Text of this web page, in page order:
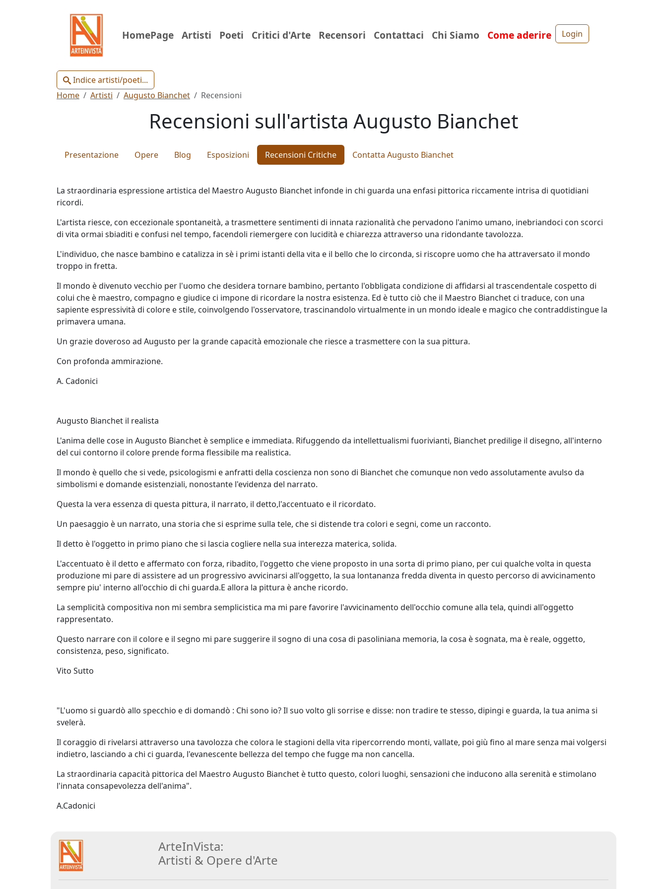
HomePage Artisti Poeti Critici d'Arte Recensori Contattaci Chi Siamo Come aderire Login
Indice artisti/poeti...
Gianluca
ROI
(Federico
Ajello)
Avanzi
Elisabetta
Bardino
Mattia
Maria
Bellini
Augusto
Bianchet
Riccardo
Boesso
Walter
Bortolossi
Home Artisti Augusto Bianchet Recensioni
Recensioni sull'artista Augusto Bianchet
Presentazione Opere Blog Esposizioni Recensioni Critiche Contatta Augusto Bianchet
La straordinaria espressione artistica del Maestro Augusto Bianchet infonde in chi guarda una enfasi pittorica riccamente intrisa di quotidiani
ricordi.
L'artista riesce, con eccezionale spontaneità, a trasmettere sentimenti di innata razionalità che pervadono l'animo umano, inebriandoci con scorci
di vita ormai sbiaditi e confusi nel tempo, facendoli riemergere con lucidità e chiarezza attraverso una ridondante tavolozza.
L'individuo, che nasce bambino e catalizza in sè i primi istanti della vita e il bello che lo circonda, si riscopre uomo che ha attraversato il mondo
troppo in fretta.
Il mondo è divenuto vecchio per l'uomo che desidera tornare bambino, pertanto l'obbligata condizione di affidarsi al trascendentale cospetto di
colui che è maestro, compagno e giudice ci impone di ricordare la nostra esistenza. Ed è tutto ciò che il Maestro Bianchet ci traduce, con una
sapiente espressività di colore e stile, coinvolgendo l'osservatore, trascinandolo virtualmente in un mondo ideale e magico che contraddistingue la
primavera umana.
Un grazie doveroso ad Augusto per la grande capacità emozionale che riesce a trasmettere con la sua pittura.
Con profonda ammirazione.
A. Cadonici
Augusto Bianchet il realista
L'anima delle cose in Augusto Bianchet è semplice e immediata. Rifuggendo da intellettualismi fuorivianti, Bianchet predilige il disegno, all'interno
del cui contorno il colore prende forma flessibile ma realistica.
Il mondo è quello che si vede, psicologismi e anfratti della coscienza non sono di Bianchet che comunque non vedo assolutamente avulso da
simbolismi e domande esistenziali, nonostante l'evidenza del narrato.
Questa la vera essenza di questa pittura, il narrato, il detto,l'accentuato e il ricordato.
Un paesaggio è un narrato, una storia che si esprime sulla tele, che si distende tra colori e segni, come un racconto.
Il detto è l'oggetto in primo piano che si lascia cogliere nella sua interezza materica, solida.
L'accentuato è il detto e affermato con forza, ribadito, l'oggetto che viene proposto in una sorta di primo piano, per cui qualche volta in questa
produzione mi pare di assistere ad un progressivo avvicinarsi all'oggetto, la sua lontananza fredda diventa in questo percorso di avvicinamento
sempre piu' interno all'occhio di chi guarda.E allora la pittura è anche ricordo.
La semplicità compositiva non mi sembra semplicistica ma mi pare favorire l'avvicinamento dell'occhio comune alla tela, quindi all'oggetto
rappresentato.
Questo narrare con il colore e il segno mi pare suggerire il sogno di una cosa di pasoliniana memoria, la cosa è sognata, ma è reale, oggetto,
consistenza, peso, significato.
Vito Sutto
"L'uomo si guardò allo specchio e di domandò : Chi sono io? Il suo volto gli sorrise e disse: non tradire te stesso, dipingi e guarda, la tua anima si
svelerà.
Il coraggio di rivelarsi attraverso una tavolozza che colora le stagioni della vita ripercorrendo monti, vallate, poi giù fino al mare senza mai volgersi
indietro, lasciando a chi ci guarda, l'evanescente bellezza del tempo che fugge ma non cancella.
La straordinaria capacità pittorica del Maestro Augusto Bianchet è tutto questo, colori luoghi, sensazioni che inducono alla serenità e stimolano
l'innata consapevolezza dell'anima".
A.Cadonici
ArteInVista:
Artisti & Opere d'Arte